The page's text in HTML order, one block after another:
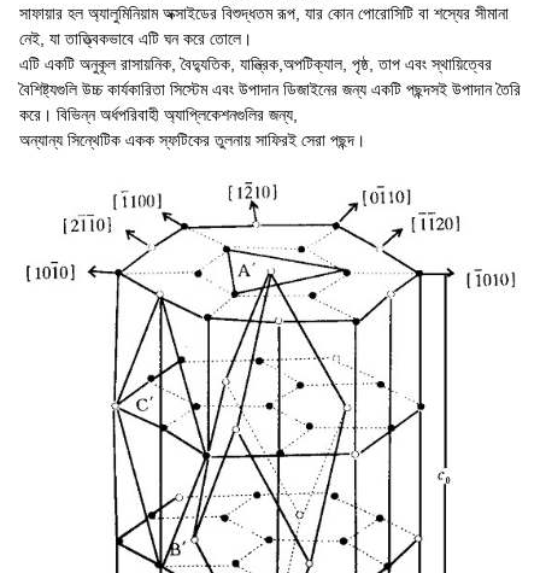
সাফায়ার হল অ্যালুমিনিয়াম অক্সাইডের বিশুদ্ধতম রূপ, যার কোন পোরোসিটি বা শস্যের সীমানা
নেই, যা তাত্ত্বিকভাবে এটি ঘন করে তোলে।
এটি একটি অনুকূল রাসায়নিক, বৈদ্যুতিক, যান্ত্রিক, অপটিক্যাল, পৃষ্ঠ, তাপ এবং স্থায়িত্বের
বৈশিষ্ট্যগুলি উচ্চ কার্যকারিতা সিস্টেম এবং উপাদান ডিজাইনের জন্য একটি পছন্দসই উপাদান তৈরি
করে। বিভিন্ন অর্ধপরিবাহী অ্যাপ্লিকেশনগুলির জন্য,
অন্যান্য সিন্থেটিক একক স্ফটিকের তুলনায় সাফিরই সেরা পছন্দ।